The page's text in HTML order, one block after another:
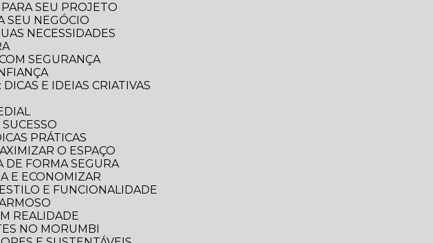
SEU PROJETO
SEU NEGÓCIO
NECESSIDADES
SEGURANÇA
E IDEIAS CRIATIVAS
PRÁTICAS
O ESPAÇO
DE FORMA SEGURA
E ECONOMIZAR
E FUNCIONALIDADE
REALIDADE
NO MORUMBI